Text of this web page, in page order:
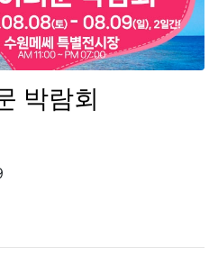
박람회